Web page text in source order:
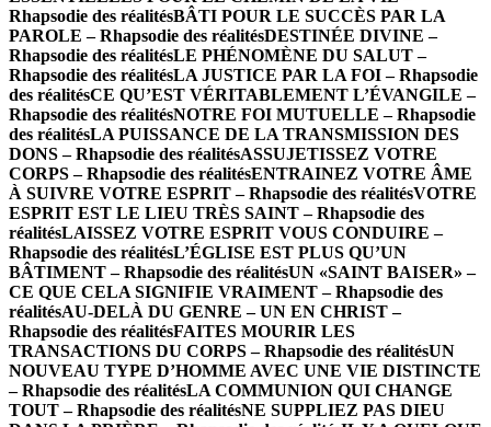
Rhapsodie des réalitésBÂTI POUR LE SUCCÈS PAR LA
PAROLE – Rhapsodie des réalitésDESTINÉE DIVINE –
Rhapsodie des réalitésLE PHÉNOMÈNE DU SALUT –
Rhapsodie des réalitésLA JUSTICE PAR LA FOI – Rhapsodie
des réalitésCE QU’EST VÉRITABLEMENT L’ÉVANGILE –
Rhapsodie des réalitésNOTRE FOI MUTUELLE – Rhapsodie
des réalitésLA PUISSANCE DE LA TRANSMISSION DES
DONS – Rhapsodie des réalitésASSUJETISSEZ VOTRE
CORPS – Rhapsodie des réalitésENTRAINEZ VOTRE ÂME
À SUIVRE VOTRE ESPRIT – Rhapsodie des réalitésVOTRE
ESPRIT EST LE LIEU TRÈS SAINT – Rhapsodie des
réalitésLAISSEZ VOTRE ESPRIT VOUS CONDUIRE –
Rhapsodie des réalitésL’ÉGLISE EST PLUS QU’UN
BÂTIMENT – Rhapsodie des réalitésUN «SAINT BAISER» –
CE QUE CELA SIGNIFIE VRAIMENT – Rhapsodie des
réalitésAU-DELÀ DU GENRE – UN EN CHRIST –
Rhapsodie des réalitésFAITES MOURIR LES
TRANSACTIONS DU CORPS – Rhapsodie des réalitésUN
NOUVEAU TYPE D’HOMME AVEC UNE VIE DISTINCTE
– Rhapsodie des réalitésLA COMMUNION QUI CHANGE
TOUT – Rhapsodie des réalitésNE SUPPLIEZ PAS DIEU